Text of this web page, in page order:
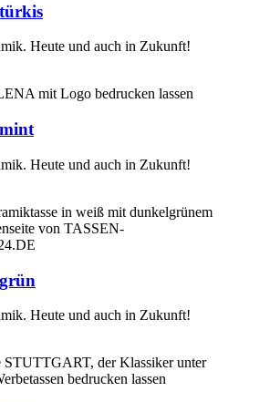
Heute und auch in Zukunft!
Heute und auch in Zukunft!
Heute und auch in Zukunft!